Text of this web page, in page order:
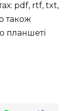
pdf, rtf, txt,
також
планшеті